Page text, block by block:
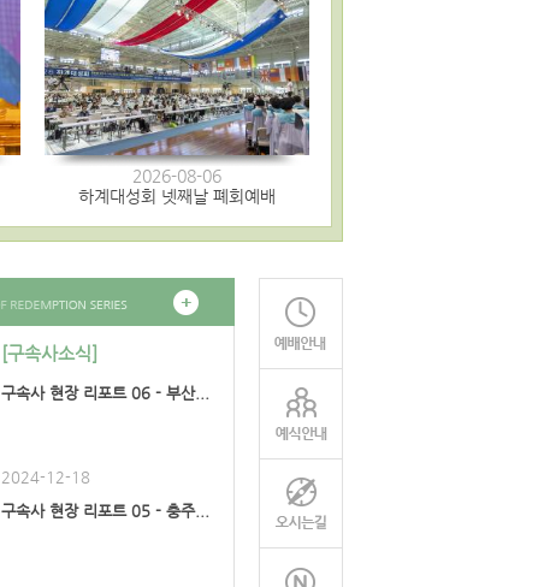
2026-08-06
하계대성회 넷째날 폐회예배
[구속사소식]
구속사 현장 리포트 06 - 부산...
2024-12-18
구속사 현장 리포트 05 - 충주...